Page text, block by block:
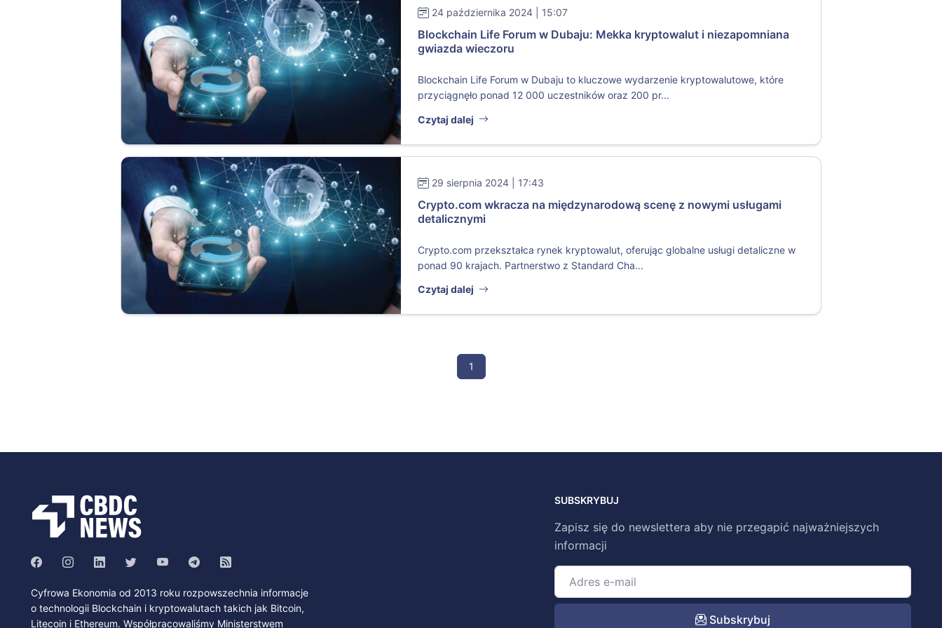
24 października 2024 | 15:07
Blockchain Life Forum w Dubaju: Mekka kryptowalut i niezapomniana
gwiazda wieczoru
Blockchain Life Forum w Dubaju to kluczowe wydarzenie kryptowalutowe, które
przyciągnęło ponad 12 000 uczestników oraz 200 pr...
Czytaj dalej
29 sierpnia 2024 | 17:43
Crypto.com wkracza na międzynarodową scenę z nowymi usługami
detalicznymi
Crypto.com przekształca rynek kryptowalut, oferując globalne usługi detaliczne w
ponad 90 krajach. Partnerstwo z Standard Cha...
Czytaj dalej
1
Cyfrowa Ekonomia od 2013 roku rozpowszechnia informacje
o technologii Blockchain i kryptowalutach takich jak Bitcoin,
Litecoin i Ethereum. Współpracowaliśmy Ministerstwem
SUBSKRYBUJ
Zapisz się do newslettera aby nie przegapić najważniejszych
informacji
Subskrybuj